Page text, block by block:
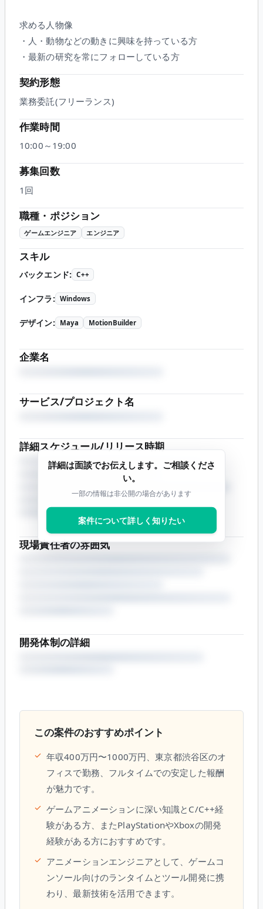
求める人物像
・人・動物などの動きに興味を持っている方
・最新の研究を常にフォローしている方
契約形態
業務委託(フリーランス)
作業時間
10:00～19:00
募集回数
1回
職種・ポジション
ゲームエンジニア エンジニア
スキル
バックエンド: C++
インフラ: Windows
デザイン: Maya MotionBuilder
企業名
サービス/プロジェクト名
詳細スケジュール/リリース時期
現場責任者の雰囲気
開発体制の詳細
詳細は面談でお伝えします。ご相談くださ
い。
一部の情報は非公開の場合があります
案件について詳しく知りたい
この案件のおすすめポイント
✓ 年収400万円〜1000万円、東京都渋谷区のオ
フィスで勤務、フルタイムでの安定した報酬
が魅力です。
✓ ゲームアニメーションに深い知識とC/C++経
験がある方、またPlayStationやXboxの開発
経験がある方におすすめです。
✓ アニメーションエンジニアとして、ゲームコ
ンソール向けのランタイムとツール開発に携
わり、最新技術を活用できます。